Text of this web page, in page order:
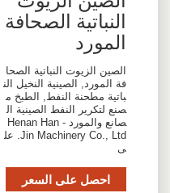
النباتية الصحافة
المورد
الصين الزيوت النباتية الصحا
فة المورد, الصينية النخيل الن
باتية مطحنة النفط, الطبخ م
صنع لتكرير النفط الصينية ال
صانع والمورد - Henan Han
Jin Machinery Co., Ltd. عل
ى
احصل على السعر